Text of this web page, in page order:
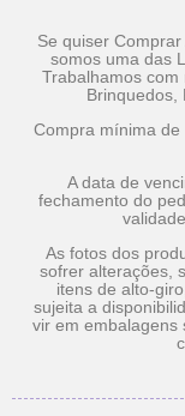
Se quiser
somos uma das
Trabalhamos com
Brinquedos,
Compra mínima de
A data de
fechamento do
As fotos dos
sofrer alterações,
itens de alto-
sujeita a
vir em embalagens